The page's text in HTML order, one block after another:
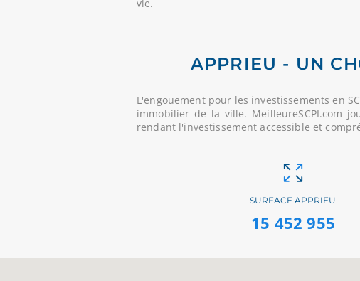
vie.
APPRIEU - UN
L'engouement pour les investissements en
immobilier de la ville. MeilleureSCPI.com
rendant l'investissement accessible et
SURFACE APPRIEU
15 452 955